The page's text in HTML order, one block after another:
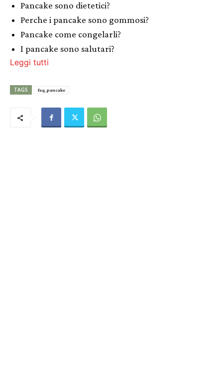
Pancake sono dietetici?
Perche i pancake sono gommosi?
Pancake come congelarli?
I pancake sono salutari?
Leggi tutti
TAGS faq_pancake